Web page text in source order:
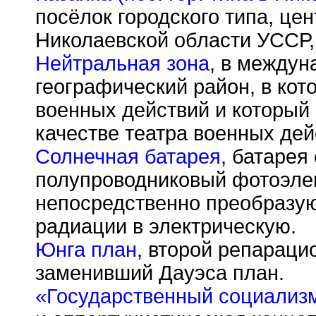
посёлок городского типа,
Николаевской области
Нейтральная зона, в
географический район, в
военных действий и
качестве театра военных
Солнечная батарея,
полупроводниковый
непосредственно
радиации в электрическую.
Юнга план, второй
заменивший Дауэса план.
«Государственный